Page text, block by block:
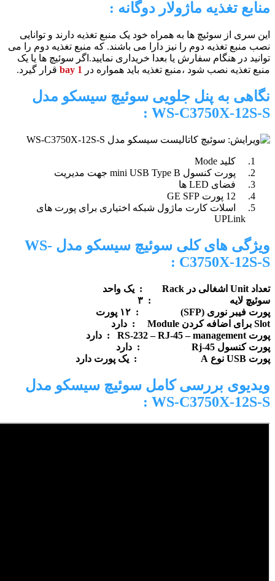
منابع تغذیه ماژولار دوگانه :
این سری از سوئیچ ها به همراه خود یک منبع تغذیه دارند و توانایی
نصب منبع تغذیه دوم را نیز دارا می باشند. که منبع تغذیه دوم را می
توانید در هنگام سفارش یا بعدا خریداری نمایید.اگر سوئیچ ها یا یک
منبع تغذیه نصب شود ،منبع تغذیه باید همواره در
bay 1 قرار گیرد.
نگاهی به پنل جلویی سوئیچ سیسکو مدل
WS-C3750X-12S-S
:
کلید Mode
پورت کنسول mini USB Type B جهت مدیریت
فضای LED ها
اسلات کارت ماژول شبکه اختیاری برای پورت های
UPLink
ویژگی های کلی سوئیچ سیسکو مدل WS-
C3750X-12S-S
:
تعداد Unit اشغالی در Rack : یک واحد
سوئیچ لایه : ۳
پورت فیبر نوری (SFP) : ۱۲ پورت
Slot برای اضافه کردن Module : دارد
پورت RS-232 – RJ-45 – management : دارد
پورت کنسول Rj-45 : دارد
پورت USB نوع A : یک پورت دارد
ویدیوی بررسی کامل سوئیچ سیسکو مدل
WS-C3750X-12S-S
: